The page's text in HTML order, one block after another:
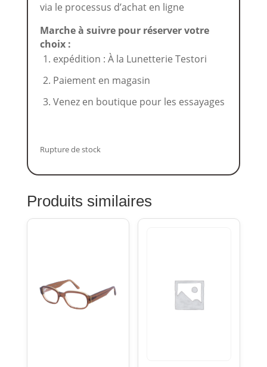
via le processus d’achat en ligne
Marche à suivre pour réserver votre
choix :
expédition : À la Lunetterie Testori
Paiement en magasin
Venez en boutique pour les essayages
Rupture de stock
Produits similaires